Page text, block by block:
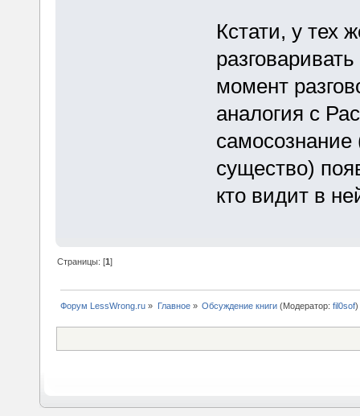
Кстати, у тех
момент
аналогия с
существо)
кто видит в
Страницы: [1]
Форум LessWrong.ru » Главное» Обсуждение книги(Модератор: fil0sof)